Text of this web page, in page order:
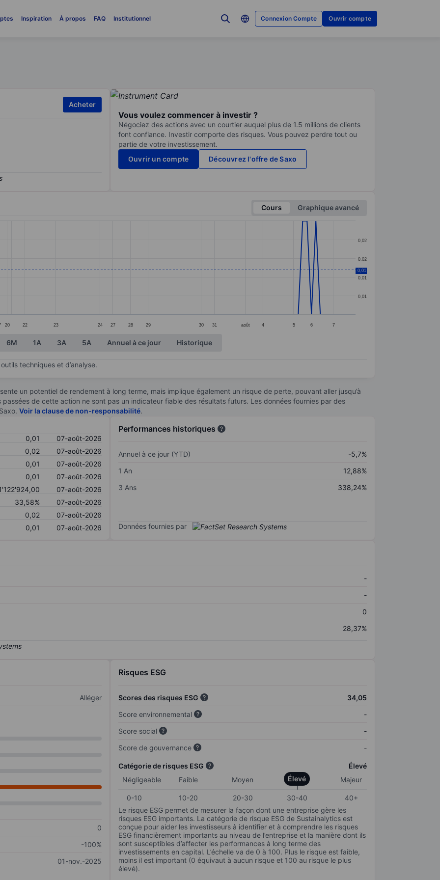
Inspiration À propos FAQ Institutionnel Connexion Compte Ouvrir compte
Acheter
Vous voulez commencer à investir ?
Négociez des actions avec un courtier auquel plus de 1.5 millions de clients
font confiance. Investir comporte des risques. Vous pouvez perdre tout ou
partie de votre investissement.
Ouvrir un compte
Découvrez l'offre de Saxo
Cours Graphique avancé
Data ranges from 0.01 to 0.02.
20 22 23 24 27 28 29 30 31 août 4 5 6 7
0,01
0,01
0,02
0,02
0,01
6M 1A 3A 5A Annuel à ce jour Historique
techniques et d’analyse.
un potentiel de rendement à long terme, mais implique également un risque de perte, pouvant aller jusqu’à
de cette action ne sont pas un indicateur fiable des résultats futurs. Les données fournies par des
Voir la clause de non-responsabilité.
0,01
07-août-2026
0,02
07-août-2026
0,01
07-août-2026
0,01
07-août-2026
07-août-2026
33,58%
07-août-2026
0,02
07-août-2026
0,01
07-août-2026
Performances historiques
Annuel à ce jour (YTD)
-5,7%
1 An
12,88%
3 Ans
338,24%
Données fournies par
-
-
0
28,37%
Alléger
0
-100%
01-nov.-2025
Risques ESG
Scores des risques ESG
34,05
Score environnemental
-
Score social
-
Score de gouvernance
-
Catégorie de risques ESG
Élevé
Négligeable
Faible Moyen Élevé Majeur
0-10 10-20 20-30 30-40
40+
Le risque ESG permet de mesurer la façon dont une entreprise gère les
risques ESG importants. La catégorie de risque ESG de Sustainalytics est
conçue pour aider les investisseurs à identifier et à comprendre les risques
ESG financièrement importants au niveau de l’entreprise et la manière dont ils
sont susceptibles d’affecter les performances à long terme des
investissements en capital. L’échelle va de 0 à 100. Plus le risque est faible,
moins il est important (0 équivaut à aucun risque et 100 au risque le plus
élevé).